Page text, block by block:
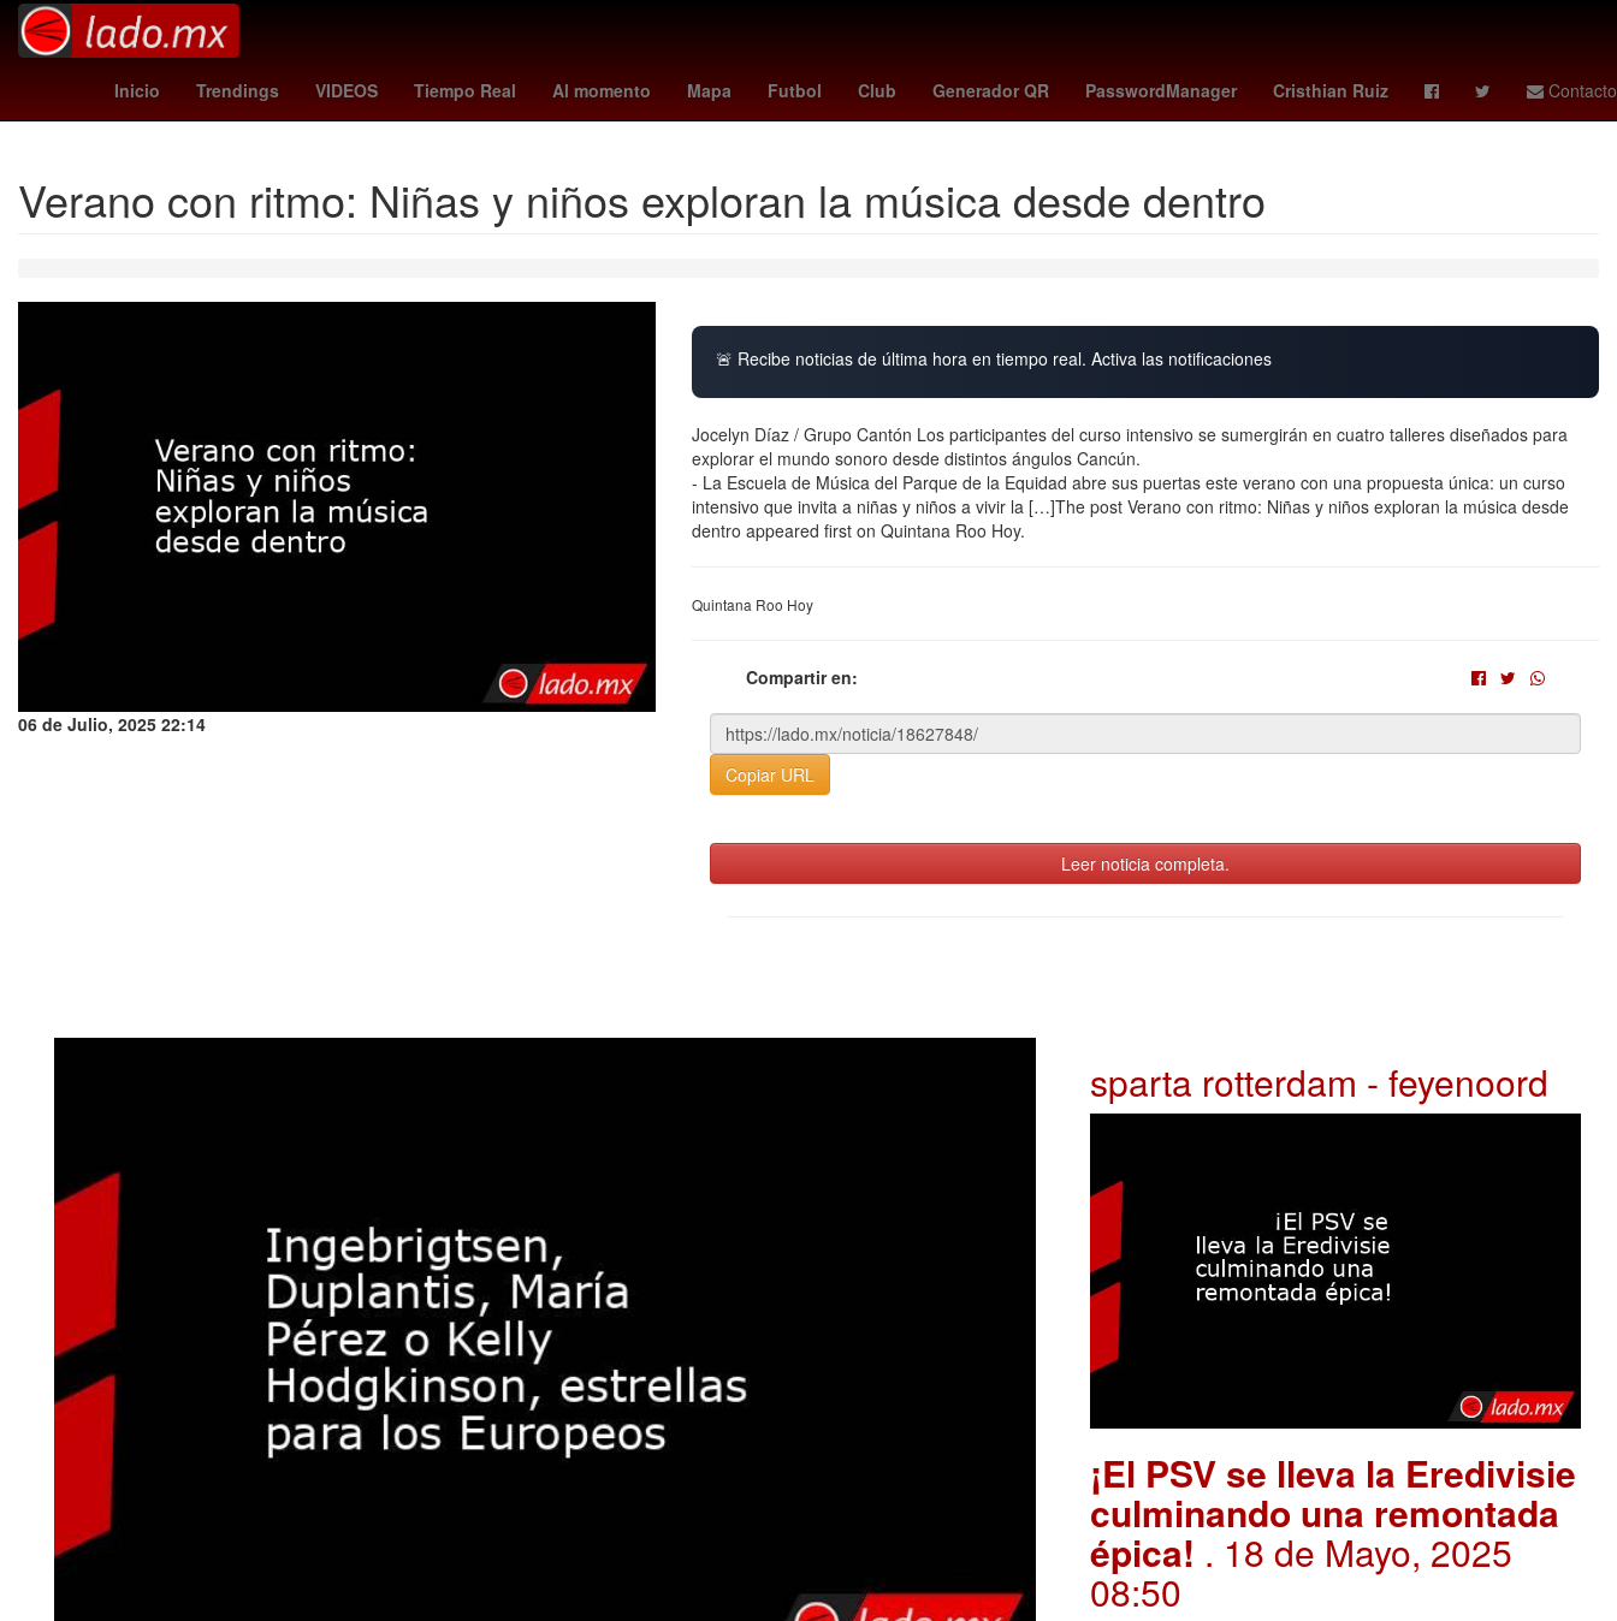
Inicio Trendings VIDEOS Tiempo Real Al momento Mapa Futbol Club Generador QR PasswordManager Cristhian Ruiz Contacto
Brasil Semana Santa messi edad Nueva York 26 de marzo meghan duquesa de sussex Dólar estadounidense Perú Lilo y Stitch estreno Star Wars
Verano con ritmo: Niñas y niños exploran la música desde dentro
06 de Julio, 2025 22:14
🚨 Recibe noticias de última hora en tiempo real. Activa las notificaciones
Jocelyn Díaz / Grupo Cantón Los participantes del curso intensivo se sumergirán en cuatro talleres diseñados para
explorar el mundo sonoro desde distintos ángulos Cancún.
- La Escuela de Música del Parque de la Equidad abre sus puertas este verano con una propuesta única: un curso
intensivo que invita a niñas y niños a vivir la […]The post Verano con ritmo: Niñas y niños exploran la música desde
dentro appeared first on Quintana Roo Hoy.
Quintana Roo Hoy
Compartir en:
Copiar URL
Leer noticia completa.
sparta rotterdam - feyenoord
¡El PSV se lleva la Eredivisie
culminando una remontada
épica! . 18 de Mayo, 2025
08:50